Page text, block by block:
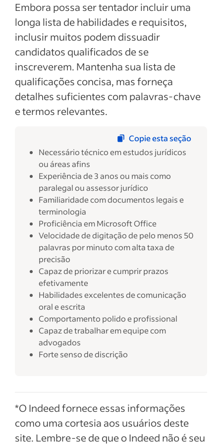
Embora possa ser tentador incluir uma
longa lista de habilidades e requisitos,
inclusir muitos podem dissuadir
candidatos qualificados de se
inscreverem. Mantenha sua lista de
qualificações concisa, mas forneça
detalhes suficientes com palavras-chave
e termos relevantes.
Copie esta seção
Necessário técnico em estudos jurídicos
ou áreas afins
Experiência de 3 anos ou mais como
paralegal ou assessor jurídico
Familiaridade com documentos legais e
terminologia
Proficiência em Microsoft Office
Velocidade de digitação de pelo menos 50
palavras por minuto com alta taxa de
precisão
Capaz de priorizar e cumprir prazos
efetivamente
Habilidades excelentes de comunicação
oral e escrita
Comportamento polido e profissional
Capaz de trabalhar em equipe com
advogados
Forte senso de discrição
*O Indeed fornece essas informações
como uma cortesia aos usuários deste
site. Lembre-se de que o Indeed não é seu